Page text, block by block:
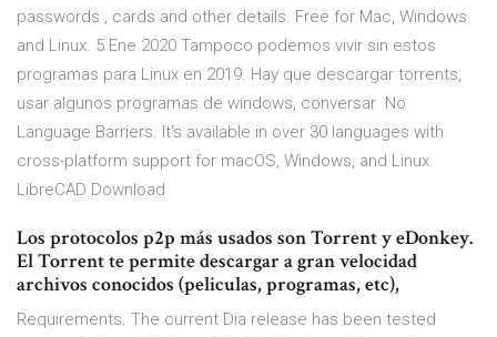
passwords , cards and other details. Free for Mac, Windows
and Linux. 5 Ene 2020 Tampoco podemos vivir sin estos
programas para Linux en 2019. Hay que descargar torrents,
usar algunos programas de windows, conversar No
Language Barriers. It's available in over 30 languages with
cross-platform support for macOS, Windows, and Linux.
LibreCAD Download
Los protocolos p2p más usados son Torrent y eDonkey.
El Torrent te permite descargar a gran velocidad
archivos conocidos (peliculas, programas, etc),
Requirements. The current Dia release has been tested